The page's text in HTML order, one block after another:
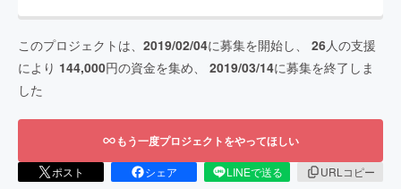
このプロジェクトは、 2019/02/04に募集を開始し、 26人の支援
により 144,000円の資金を集め、 2019/03/14に募集を終了しま
した
もう一度プロジェクトをやってほしい
ポスト シェア LINEで送る
URLコピー